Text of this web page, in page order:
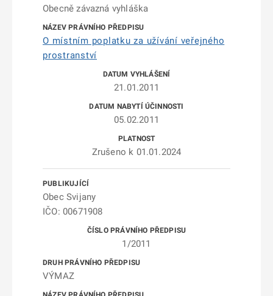
Obecně závazná vyhláška
O místním poplatku za užívání veřejného
prostranství
21.01.2011
05.02.2011
Zrušeno k 01.01.2024
Obec Svijany
IČO: 00671908
1/2011
VÝMAZ